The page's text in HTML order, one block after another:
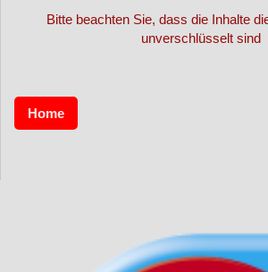
Bitte beachten Sie, dass die Inhalte
unverschlüsselt sind
Home